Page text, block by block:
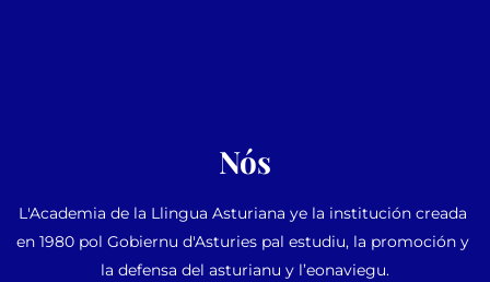
Nós
L'Academia de la Llingua Asturiana ye la institución creada
en 1980 pol Gobiernu d'Asturies pal estudiu, la promoción y
la defensa del asturianu y l’eonaviegu.